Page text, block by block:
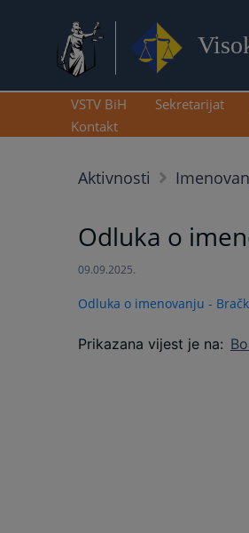
VSTV BiH Sekretarijat
Kontakt
Aktivnosti
Odluka o
09.09.2025.
Odluka o imenovanju -
Prikazana vijest je na: